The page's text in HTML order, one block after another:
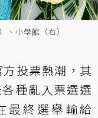
小學館（右）
投票熱潮，其
種亂入票選選
最終選舉輸給